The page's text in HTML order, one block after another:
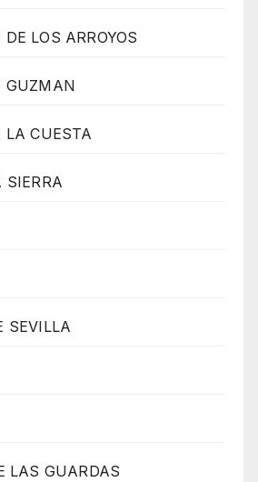
LOS ARROYOS
GUZMAN
LA CUESTA
SIERRA
SEVILLA
LAS GUARDAS